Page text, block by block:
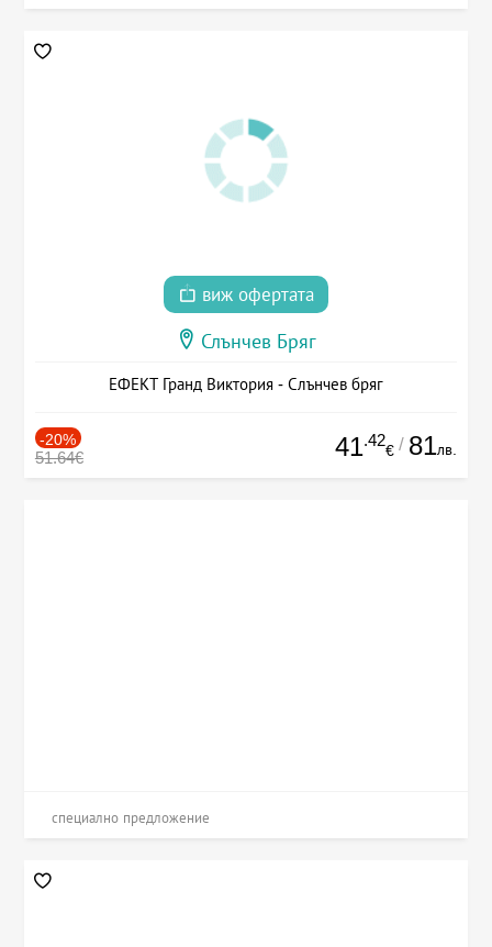
виж офертата
Слънчев Бряг
ЕФЕКТ Гранд Виктория - Слънчев бряг
-20%
51.64€ 41.42
€ / 81лв.
специално предложение